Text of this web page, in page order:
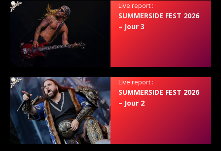
Live report :
SUMMERSIDE FEST 2026
– Jour 3
Live report :
SUMMERSIDE FEST 2026
– Jour 2